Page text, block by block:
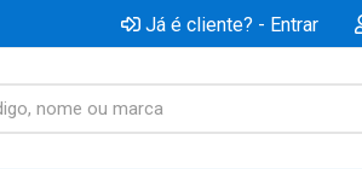
Já é cliente? - Entrar